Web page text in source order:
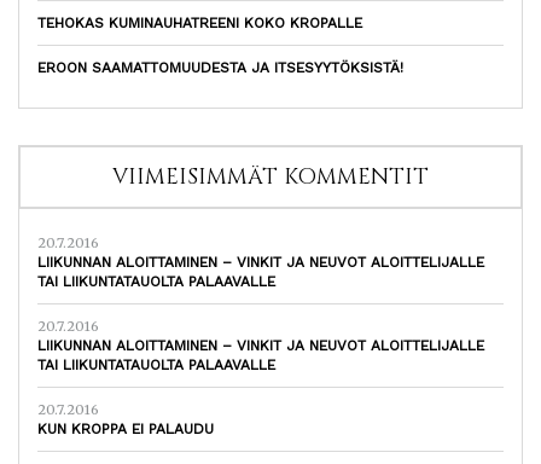
TEHOKAS KUMINAUHATREENI KOKO KROPALLE
EROON SAAMATTOMUUDESTA JA ITSESYYTÖKSISTÄ!
VIIMEISIMMÄT KOMMENTIT
20.7.2016
LIIKUNNAN ALOITTAMINEN – VINKIT JA NEUVOT ALOITTELIJALLE
TAI LIIKUNTATAUOLTA PALAAVALLE
20.7.2016
LIIKUNNAN ALOITTAMINEN – VINKIT JA NEUVOT ALOITTELIJALLE
TAI LIIKUNTATAUOLTA PALAAVALLE
20.7.2016
KUN KROPPA EI PALAUDU